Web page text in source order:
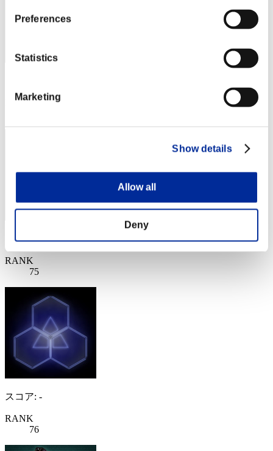
Preferences
Statistics
Marketing
Show details
Allow all
Deny
RANK
スコア: -
RANK
75
スコア: -
RANK
76